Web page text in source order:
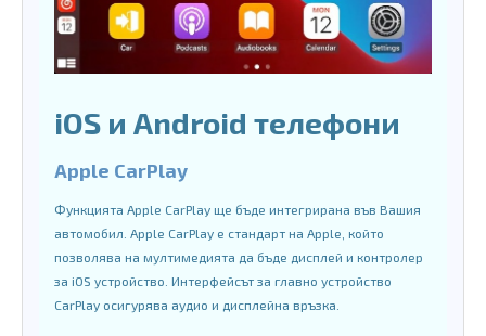
iOS и Android телефони
Apple CarPlay
Функцията Apple CarPlay ще бъде интегрирана във Вашия
автомобил. Apple CarPlay е стандарт на Apple, който
позволява на мултимедията да бъде дисплей и контролер
за iOS устройство. Интерфейсът за главно устройство
CarPlay осигурява аудио и дисплейна връзка.